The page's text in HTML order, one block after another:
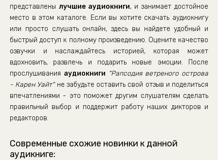
31_Рапсодия ветреного острова
32_Примечание автора
представлены лучшие аудиокниги, и занимает достойное
место в этом каталоге. Если вы хотите скачать аудиокнигу
или просто слушать онлайн, здесь вы найдете удобный и
быстрый доступ к полному произведению. Оцените качество
озвучки и наслаждайтесь историей, которая может
вдохновить, развлечь и подарить новые эмоции. После
прослушивания аудиокниги "Рапсодия ветреного острова
- Карен Уайт"не забудьте оставить свой отзыв и поделиться
впечатлениями - это поможет другим слушателям сделать
правильный выбор и поддержит работу наших дикторов и
редакторов.
Современные схожие новинки к данной
аудикниге: